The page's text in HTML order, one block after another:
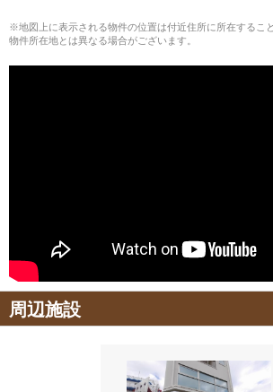
※地図上に表示される物件の位置は付近住所に所在するこ
物件所在地とは異なる場合がございます。
周辺施設